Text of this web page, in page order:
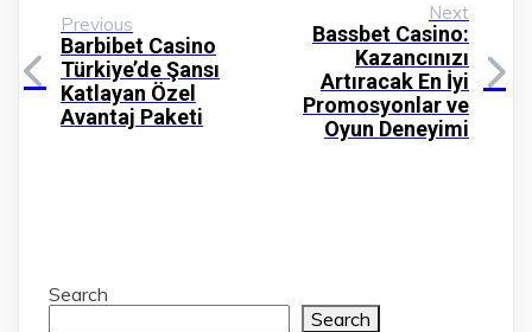
Previous
Barbibet Casino
Türkiye’de Şansı
Katlayan Özel
Avantaj Paketi
Next
Bassbet Casino:
Kazancınızı
Artıracak En İyi
Promosyonlar ve
Oyun Deneyimi
Search
Search